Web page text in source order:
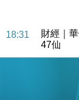
18:31
財經｜
47仙
財經｜
及消費表
本地｜